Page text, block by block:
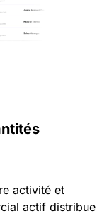
activité et
actif distribue